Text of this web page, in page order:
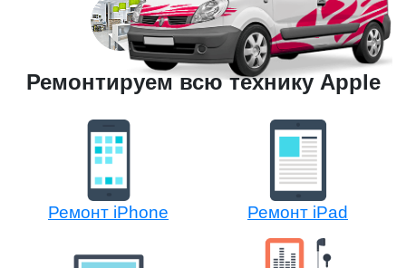
Ремонтируем всю технику Apple
Ремонт iPhone Ремонт iPad